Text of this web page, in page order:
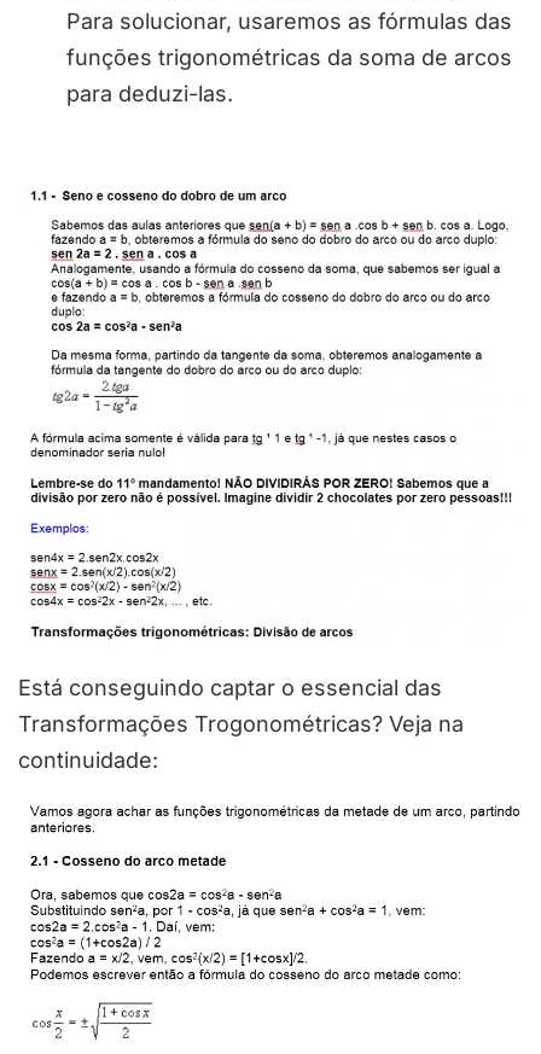
Para solucionar, usaremos as fórmulas das
funções trigonométricas da soma de arcos
para deduzi-las.
Está conseguindo captar o essencial das
Transformações Trogonométricas? Veja na
continuidade: